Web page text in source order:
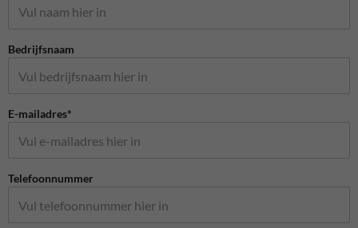
Bedrijfsnaam
E-mailadres*
Telefoonnummer